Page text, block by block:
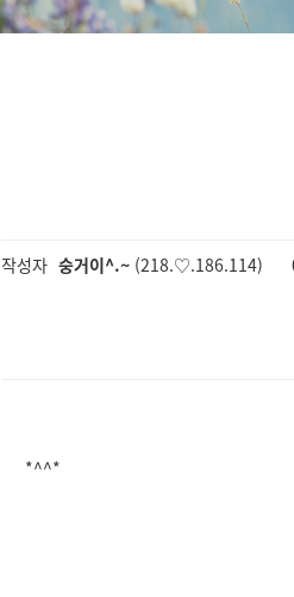
작성자 숭거이^.~ (218.♡.186.114)
*^^*